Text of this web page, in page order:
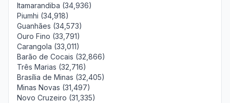
Itamarandiba (34,936)
Piumhi (34,918)
Guanhães (34,573)
Ouro Fino (33,791)
Carangola (33,011)
Barão de Cocais (32,866)
Três Marias (32,716)
Brasília de Minas (32,405)
Minas Novas (31,497)
Novo Cruzeiro (31,335)